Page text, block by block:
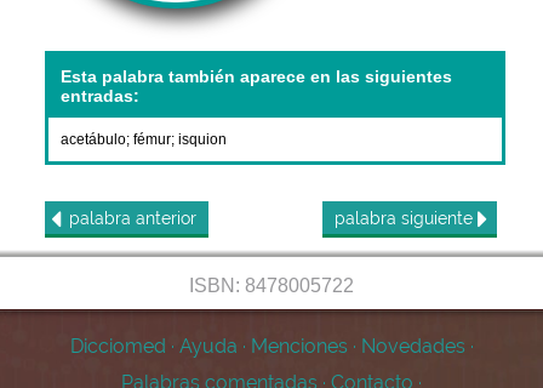
Esta palabra también aparece en las siguientes
entradas:
acetábulo;fémur;isquion
palabra anterior palabra siguiente
ISBN: 8478005722
Dicciomed · Ayuda · Menciones · Novedades ·
Palabras comentadas · Contacto ·